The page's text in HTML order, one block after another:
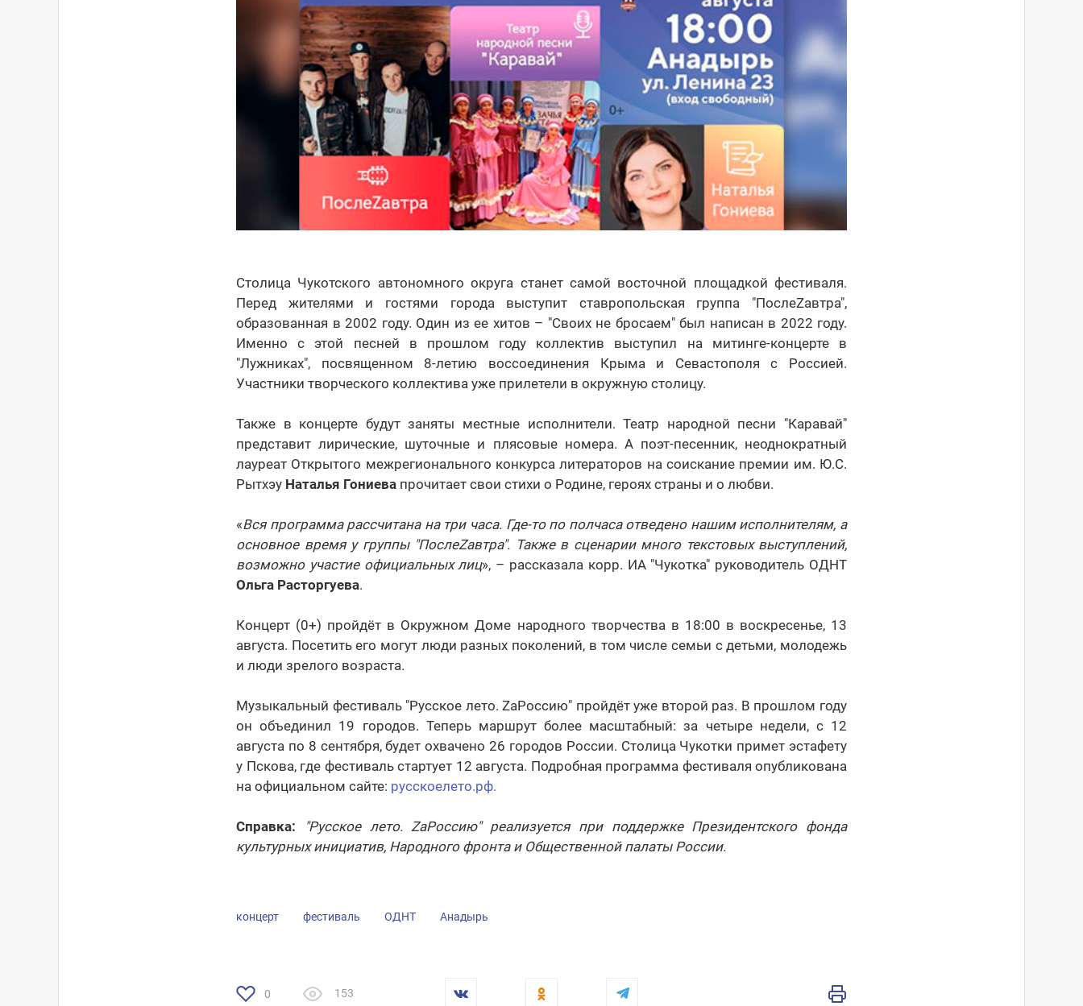
Столица Чукотского автономного округа станет самой восточной площадкой фестиваля.
Перед жителями и гостями города выступит ставропольская группа "ПослеZaвтра",
образованная в 2002 году. Один из ее хитов – "Своих не бросаем" был написан в 2022 году.
Именно с этой песней в прошлом году коллектив выступил на митинге-концерте в
"Лужниках", посвященном 8-летию воссоединения Крыма и Севастополя с Россией.
Участники творческого коллектива уже прилетели в окружную столицу.
Также в концерте будут заняты местные исполнители. Театр народной песни "Каравай"
представит лирические, шуточные и плясовые номера. А поэт-песенник, неоднократный
лауреат Открытого межрегионального конкурса литераторов на соискание премии им. Ю.С.
Рытхэу Наталья Гониева прочитает свои стихи о Родине, героях страны и о любви.
«Вся программа рассчитана на три часа. Где-то по полчаса отведено нашим исполнителям, а
основное время у группы "ПослеZавтра". Также в сценарии много текстовых выступлений,
возможно участие официальных лиц», – рассказала корр. ИА "Чукотка" руководитель ОДНТ
Ольга Расторгуева.
Концерт (0+) пройдёт в Окружном Доме народного творчества в 18:00 в воскресенье, 13
августа. Посетить его могут люди разных поколений, в том числе семьи с детьми, молодежь
и люди зрелого возраста.
Музыкальный фестиваль "Русское лето. ZаРоссию" пройдёт уже второй раз. В прошлом году
он объединил 19 городов. Теперь маршрут более масштабный: за четыре недели, с 12
августа по 8 сентября, будет охвачено 26 городов России. Столица Чукотки примет эстафету
у Пскова, где фестиваль стартует 12 августа. Подробная программа фестиваля опубликована
на официальном сайте: русскоелето.рф.
Справка:
"Русское лето. ZаРоссию" реализуется при поддержке Президентского фонда
культурных инициатив, Народного фронта и Общественной палаты России.
концерт фестиваль ОДНТ Анадырь
0 153